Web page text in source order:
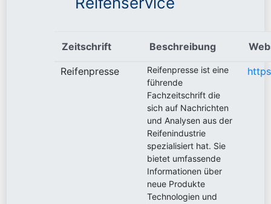
Zeitschrift Beschreibung
Reifenpresse
Reifenpresse ist eine
führende
Fachzeitschrift die
sich auf Nachrichten
und Analysen aus der
Reifenindustrie
spezialisiert hat. Sie
bietet umfassende
Informationen über
neue Produkte
Technologien und